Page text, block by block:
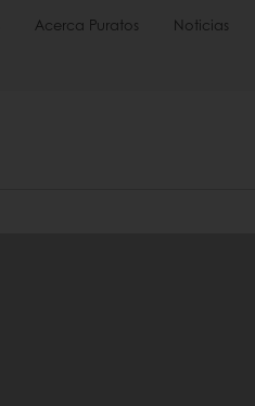
Acerca Puratos Noticias